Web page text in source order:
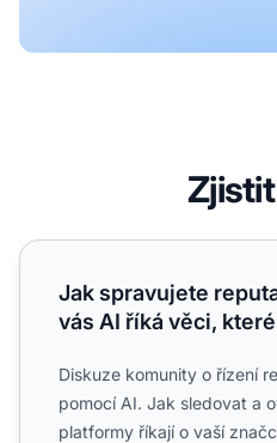
Jak spravujete reputaci
Jak spravujete
vás AI říká věci,
Diskuze komunity o řízení
pomocí AI. Jak sledovat a
platformy říkají o vaší